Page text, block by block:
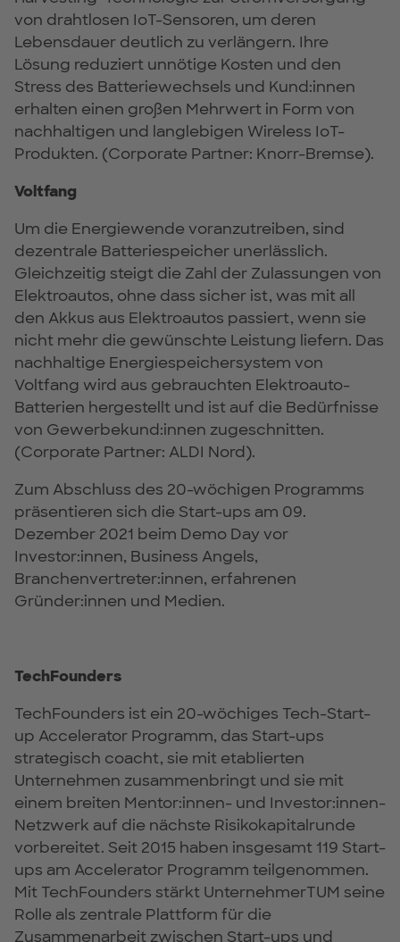
von drahtlosen IoT-Sensoren, um deren
Lebensdauer deutlich zu verlängern. Ihre
Lösung reduziert unnötige Kosten und den
Stress des Batteriewechsels und Kund:innen
erhalten einen großen Mehrwert in Form von
nachhaltigen und langlebigen Wireless IoT-
Produkten. (Corporate Partner: Knorr-Bremse).
Voltfang
Um die Energiewende voranzutreiben, sind
dezentrale Batteriespeicher unerlässlich.
Gleichzeitig steigt die Zahl der Zulassungen von
Elektroautos, ohne dass sicher ist, was mit all
den Akkus aus Elektroautos passiert, wenn sie
nicht mehr die gewünschte Leistung liefern. Das
nachhaltige Energiespeichersystem von
Voltfang wird aus gebrauchten Elektroauto-
Batterien hergestellt und ist auf die Bedürfnisse
von Gewerbekund:innen zugeschnitten.
(Corporate Partner: ALDI Nord).
Zum Abschluss des 20-wöchigen Programms
präsentieren sich die Start-ups am 09.
Dezember 2021 beim Demo Day vor
Investor:innen, Business Angels,
Branchenvertreter:innen, erfahrenen
Gründer:innen und Medien.
TechFounders
TechFounders ist ein 20-wöchiges Tech-Start-
up Accelerator Programm, das Start-ups
strategisch coacht, sie mit etablierten
Unternehmen zusammenbringt und sie mit
einem breiten Mentor:innen- und Investor:innen-
Netzwerk auf die nächste Risikokapitalrunde
vorbereitet. Seit 2015 haben insgesamt 119 Start-
ups am Accelerator Programm teilgenommen.
Mit TechFounders stärkt UnternehmerTUM seine
Rolle als zentrale Plattform für die
Zusammenarbeit zwischen Start-ups und